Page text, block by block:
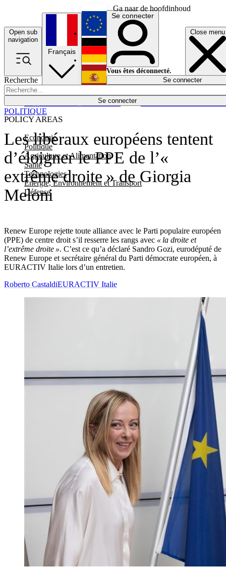
Ga naar de hoofdinhoud
Open sub
navigation
Close menu
Recherche
Se connecter
POLICY AREAS
Economie
Politique
Agriculture et Alimentation
Santé
Technologies
Energie, Environnement et Transport
Défense
Économie
Français
English
Deutsch
Español
Se connecter
Vous êtes déconnecté.
Se connecter
Les libéraux européens tentent
d’éloigner le PPE de l’«
extrême droite » de Giorgia
Meloni
Renew Europe rejette toute alliance avec le Parti populaire européen
(PPE) de centre droit s’il resserre les rangs avec « la droite et
l’extrême droite ». C’est ce qu’a déclaré Sandro Gozi, eurodéputé de
Renew Europe et secrétaire général du Parti démocrate européen, à
EURACTIV Italie lors d’un entretien.
POLITIQUE
Roberto CastaldiEURACTIV Italie